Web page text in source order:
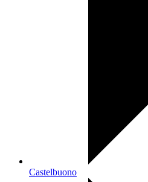
Castelbuono